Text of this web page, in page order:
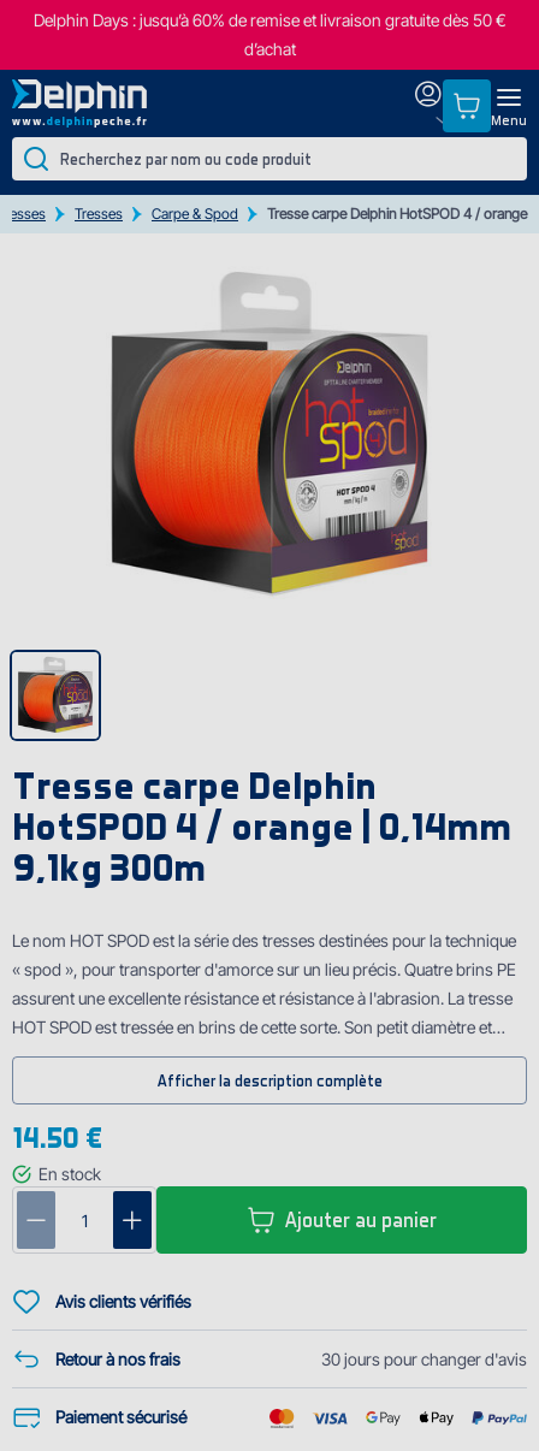
Delphin Days : jusqu’à 60% de remise et livraison gratuite dès 50 €
d’achat
Menu
Tresses Carpe & Spod Tresse carpe Delphin HotSPOD 4 / orange
Tresse carpe Delphin
HotSPOD 4 / orange | 0,14mm
9,1kg 300m
Le nom HOT SPOD est la série des tresses destinées pour la technique
« spod », pour transporter d'amorce sur un lieu précis. Quatre brins PE
assurent une excellente résistance et résistance à l'abrasion. La tresse
HOT SPOD est tressée en brins de cette sorte. Son petit diamѐtre et
caractère souple assure bon débobinage presque sans résistance dans
les anneaux. En même temps, elle est assez résistante pour les lancers
avec le marqueur pour baliser la zone de pêche.
MM/LBS : 0,14 mm 9,10 kg
Afficher la description complète
14.50 €
En stock
Ajouter au panier
Avis clients vérifiés
Retour à nos frais 30 jours pour changer d'avis
Paiement sécurisé